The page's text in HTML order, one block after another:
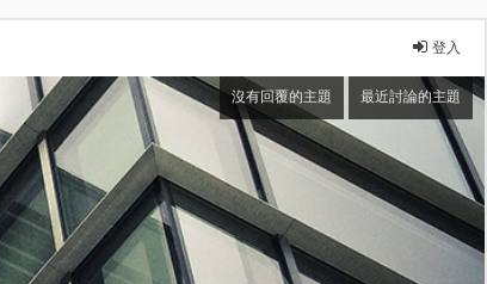
登入
沒有回覆的主題 最近討論的主題